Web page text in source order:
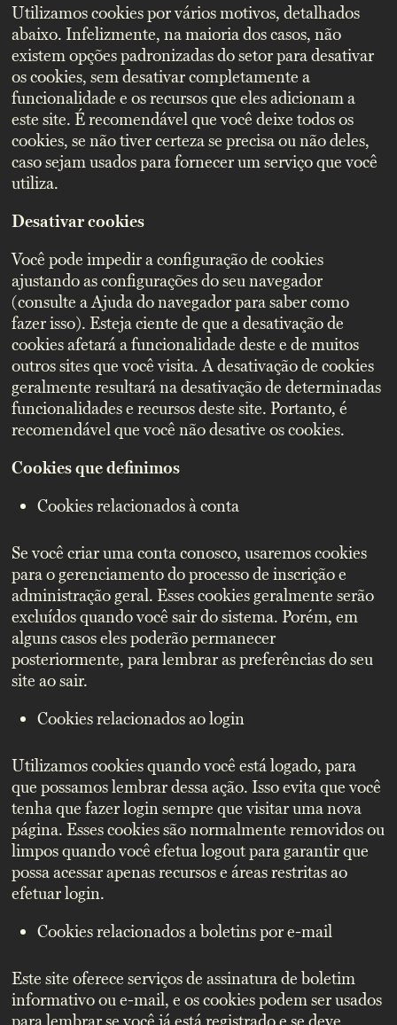
Utilizamos cookies por vários motivos, detalhados
abaixo. Infelizmente, na maioria dos casos, não
existem opções padronizadas do setor para desativar
os cookies, sem desativar completamente a
funcionalidade e os recursos que eles adicionam a
este site. É recomendável que você deixe todos os
cookies, se não tiver certeza se precisa ou não deles,
caso sejam usados para fornecer um serviço que você
utiliza.
Desativar cookies
Você pode impedir a configuração de cookies
ajustando as configurações do seu navegador
(consulte a Ajuda do navegador para saber como
fazer isso). Esteja ciente de que a desativação de
cookies afetará a funcionalidade deste e de muitos
outros sites que você visita. A desativação de cookies
geralmente resultará na desativação de determinadas
funcionalidades e recursos deste site. Portanto, é
recomendável que você não desative os cookies.
Cookies que definimos
Cookies relacionados à conta
Se você criar uma conta conosco, usaremos cookies
para o gerenciamento do processo de inscrição e
administração geral. Esses cookies geralmente serão
excluídos quando você sair do sistema. Porém, em
alguns casos eles poderão permanecer
posteriormente, para lembrar as preferências do seu
site ao sair.
Cookies relacionados ao login
Utilizamos cookies quando você está logado, para
que possamos lembrar dessa ação. Isso evita que você
tenha que fazer login sempre que visitar uma nova
página. Esses cookies são normalmente removidos ou
limpos quando você efetua logout para garantir que
possa acessar apenas recursos e áreas restritas ao
efetuar login.
Cookies relacionados a boletins por e-mail
Este site oferece serviços de assinatura de boletim
informativo ou e-mail, e os cookies podem ser usados
para lembrar se você já está registrado e se deve